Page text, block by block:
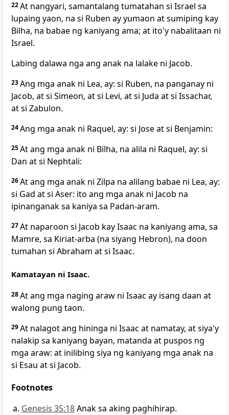
22At nangyari, samantalang tumatahan si Israel sa
lupaing yaon, na si Ruben ay yumaon at sumiping kay
Bilha, na babae ng kaniyang ama; at ito'y nabalitaan ni
Israel.
Labing dalawa nga ang anak na lalake ni Jacob.
23Ang mga anak ni Lea, ay: si Ruben, na panganay ni
Jacob, at si Simeon, at si Levi, at si Juda at si Issachar,
at si Zabulon.
24Ang mga anak ni Raquel, ay: si Jose at si Benjamin:
25At ang mga anak ni Bilha, na alila ni Raquel, ay: si
Dan at si Nephtali:
26At ang mga anak ni Zilpa na alilang babae ni Lea, ay:
si Gad at si Aser: ito ang mga anak ni Jacob na
ipinanganak sa kaniya sa Padan-aram.
27At naparoon si Jacob kay Isaac na kaniyang ama, sa
Mamre, sa Kiriat-arba (na siyang Hebron), na doon
tumahan si Abraham at si Isaac.
Kamatayan ni Isaac.
28At ang mga naging araw ni Isaac ay isang daan at
walong pung taon.
29At nalagot ang hininga ni Isaac at namatay, atsiya'y
nalakip sa kaniyang bayan, matanda at puspos ng
mga araw: at inilibing siya ng kaniyang mga anak na
si Esau at si Jacob.
Footnotes
Genesis 35:18Anak sa aking paghihirap.